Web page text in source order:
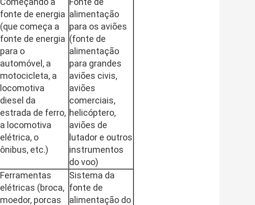
fonte de energia
(que começa a
fonte de energia
para o
automóvel, a
motocicleta, a
locomotiva
diesel da
estrada de ferro,
a locomotiva
elétrica, o
ônibus, etc.)
alimentação
para os aviões
(fonte de
alimentação
para grandes
aviões civis,
aviões
comerciais,
helicóptero,
aviões de
lutador e outros
instrumentos
do voo)
Ferramentas
elétricas (broca,
moedor, porcas
Sistema da
fonte de
alimentação do